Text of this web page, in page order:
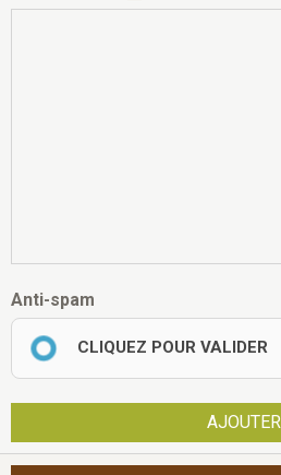
Anti-spam
CLIQUEZ POUR VALIDER
AJOUTER